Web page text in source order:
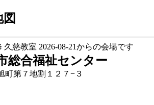
図
久慈教室 2026-08-21からの会場です
総合福祉センター
町第７地割１２７−３